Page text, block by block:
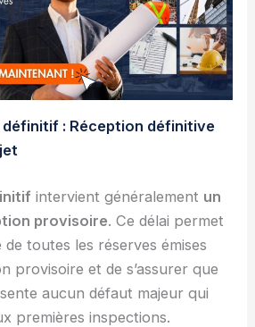
définitif : Réception définitive
intervient généralement un
provisoire. Ce délai permet
toutes les réserves émises
provisoire et de s’assurer que
aucun défaut majeur qui
premières inspections.